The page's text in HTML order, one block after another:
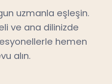
uzmanla eşleşin.
ve ana dilinizde
hemen
alın.